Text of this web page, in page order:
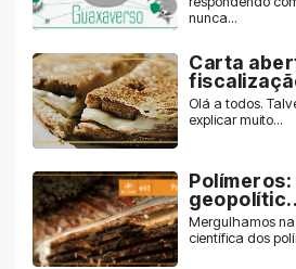
nunca...
Carta
Olá a todos.
explicar muito...
Polímeros:
Mergulhamos
científica dos